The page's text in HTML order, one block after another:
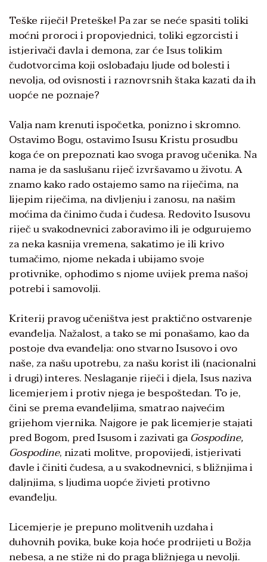
Teške riječi! Preteške! Pa zar se neće spasiti toliki
moćni proroci i propovjednici, toliki egzorcisti i
istjerivači đavla i demona, zar će Isus tolikim
čudotvorcima koji oslobađaju ljude od bolesti i
nevolja, od ovisnosti i raznovrsnih štaka kazati da ih
uopće ne poznaje?
Valja nam krenuti ispočetka, ponizno i skromno.
Ostavimo Bogu, ostavimo Isusu Kristu prosudbu
koga će on prepoznati kao svoga pravog učenika. Na
nama je da saslušanu riječ izvršavamo u životu. A
znamo kako rado ostajemo samo na riječima, na
lijepim riječima, na divljenju i zanosu, na našim
moćima da činimo čuda i čudesa. Redovito Isusovu
riječ u svakodnevnici zaboravimo ili je odgurujemo
za neka kasnija vremena, sakatimo je ili krivo
tumačimo, njome nekada i ubijamo svoje
protivnike, ophodimo s njome uvijek prema našoj
potrebi i samovolji.
Kriterij pravog učeništva jest praktično ostvarenje
evanđelja. Nažalost, a tako se mi ponašamo, kao da
postoje dva evanđelja: ono stvarno Isusovo i ovo
naše, za našu upotrebu, za našu korist ili (nacionalni
i drugi) interes. Neslaganje riječi i djela, Isus naziva
licemjerjem i protiv njega je bespoštedan. To je,
čini se prema evanđeljima, smatrao najvećim
grijehom vjernika. Najgore je pak licemjerje stajati
pred Bogom, pred Isusom i zazivati ga Gospodine,
Gospodine, nizati molitve, propovijedi, istjerivati
đavle i činiti čudesa, a u svakodnevnici, s bližnjima i
daljnjima, s ljudima uopće živjeti protivno
evanđelju.
Licemjerje je prepuno molitvenih uzdaha i
duhovnih povika, buke koja hoće prodrijeti u Božja
nebesa, a ne stiže ni do praga bližnjega u nevolji.